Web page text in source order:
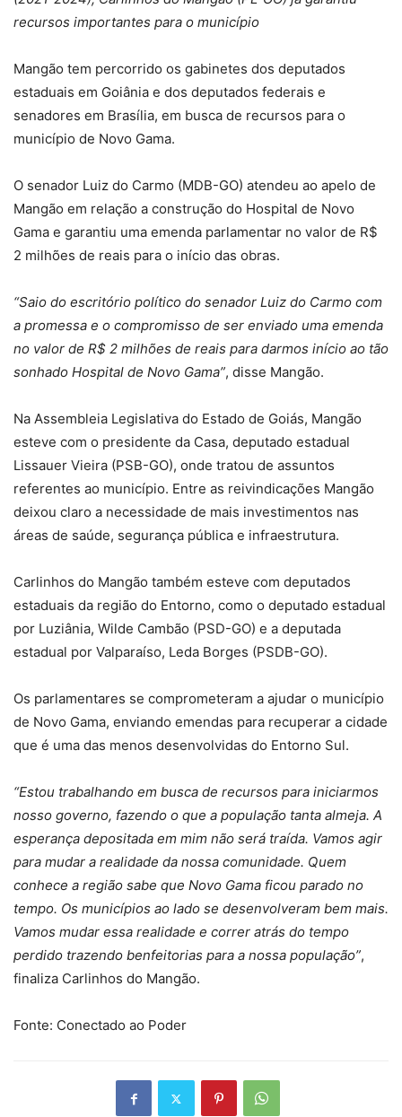
recursos importantes para o município
Mangão tem percorrido os gabinetes dos deputados
estaduais em Goiânia e dos deputados federais e
senadores em Brasília, em busca de recursos para o
município de Novo Gama.
O senador Luiz do Carmo (MDB-GO) atendeu ao apelo de
Mangão em relação a construção do Hospital de Novo
Gama e garantiu uma emenda parlamentar no valor de R$
2 milhões de reais para o início das obras.
“Saio do escritório político do senador Luiz do Carmo com
a promessa e o compromisso de ser enviado uma emenda
no valor de R$ 2 milhões de reais para darmos início ao tão
sonhado Hospital de Novo Gama”, disse Mangão.
Na Assembleia Legislativa do Estado de Goiás, Mangão
esteve com o presidente da Casa, deputado estadual
Lissauer Vieira (PSB-GO), onde tratou de assuntos
referentes ao município. Entre as reivindicações Mangão
deixou claro a necessidade de mais investimentos nas
áreas de saúde, segurança pública e infraestrutura.
Carlinhos do Mangão também esteve com deputados
estaduais da região do Entorno, como o deputado estadual
por Luziânia, Wilde Cambão (PSD-GO) e a deputada
estadual por Valparaíso, Leda Borges (PSDB-GO).
Os parlamentares se comprometeram a ajudar o município
de Novo Gama, enviando emendas para recuperar a cidade
que é uma das menos desenvolvidas do Entorno Sul.
“Estou trabalhando em busca de recursos para iniciarmos
nosso governo, fazendo o que a população tanta almeja. A
esperança depositada em mim não será traída. Vamos agir
para mudar a realidade da nossa comunidade. Quem
conhece a região sabe que Novo Gama ficou parado no
tempo. Os municípios ao lado se desenvolveram bem mais.
Vamos mudar essa realidade e correr atrás do tempo
perdido trazendo benfeitorias para a nossa população”,
finaliza Carlinhos do Mangão.
Fonte: Conectado ao Poder